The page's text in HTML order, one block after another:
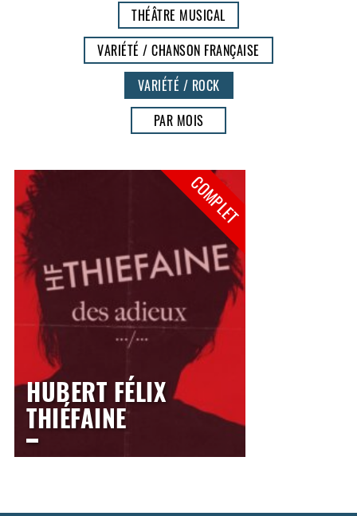
THÉÂTRE MUSICAL
VARIÉTÉ / CHANSON FRANÇAISE
VARIÉTÉ / ROCK
PAR MOIS
HUBERT FÉLIX
THIÉFAINE
COMPLET